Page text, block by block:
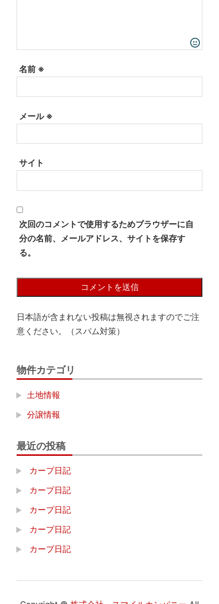
名前 ※
メール ※
サイト
次回のコメントで使用するためブラウザーに自
分の名前、メールアドレス、サイトを保存す
る。
日本語が含まれない投稿は無視されますのでご注
意ください。（スパム対策）
物件カテゴリ
土地情報
分譲情報
最近の投稿
カープ日記
カープ日記
カープ日記
カープ日記
カープ日記